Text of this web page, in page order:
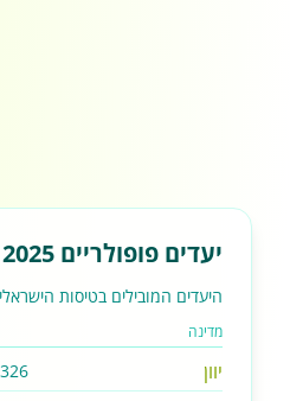
יעדים פופולריים 2025
היעדים המובילים בטיסות
מדינה
יוון